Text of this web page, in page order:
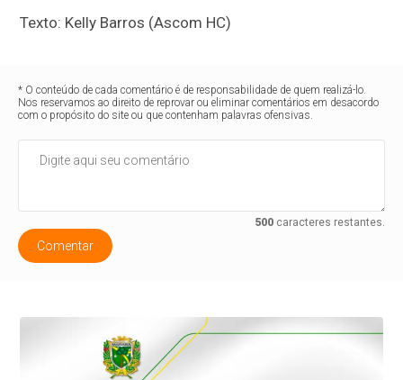
Texto: Kelly Barros (Ascom HC)
* O conteúdo de cada comentário é de responsabilidade de quem realizá-lo.
Nos reservamos ao direito de reprovar ou eliminar comentários em desacordo
com o propósito do site ou que contenham palavras ofensivas.
500caracteres restantes.
Comentar